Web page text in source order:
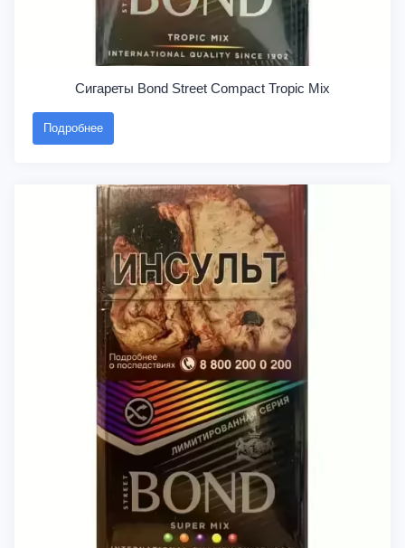
Сигареты Bond Street Compact Tropic Mix
Подробнее